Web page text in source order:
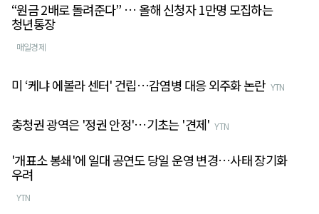
“원금 2배로 돌려준다” … 올해 신청자 1만명 모집하는
청년통장
매일경제
미 ‘케냐 에볼라 센터' 건립…감염병 대응 외주화 논란 YTN
충청권 광역은 '정권 안정'…기초는 '견제' YTN
'개표소 봉쇄'에 일대 공연도 당일 운영 변경…사태 장기화
우려
YTN